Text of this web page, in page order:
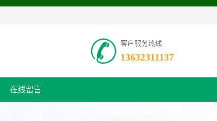
客户服务热线
13632311137
在线留言